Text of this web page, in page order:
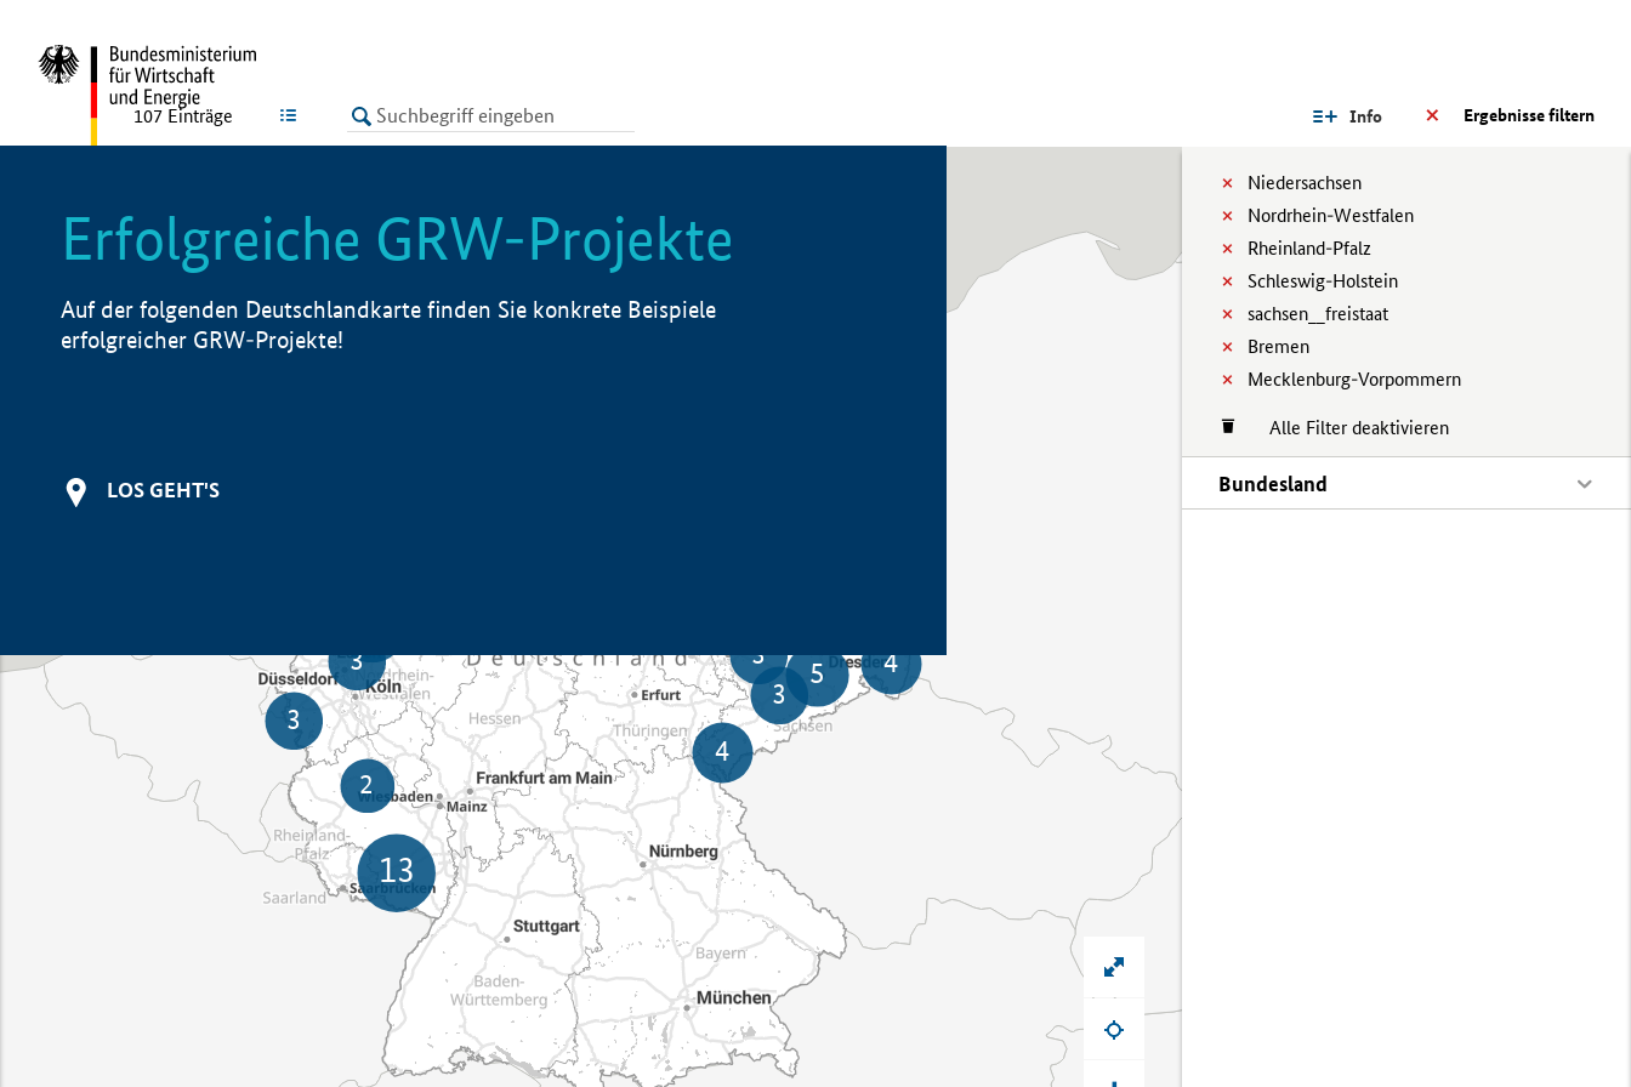
LISTE Ergebnisse filtern
Info
Niedersachsen
Nordrhein-Westfalen
Rheinland-Pfalz
Schleswig-Holstein
sachsen__freistaat
Bremen
Mecklenburg-Vorpommern
Alle Filter deaktivieren
Bundesland
107 Einträge
Erfolgreiche GRW-Projekte
Auf der folgenden Deutschlandkarte finden Sie konkrete Beispiele
erfolgreicher GRW-Projekte!
LOS GEHT'S